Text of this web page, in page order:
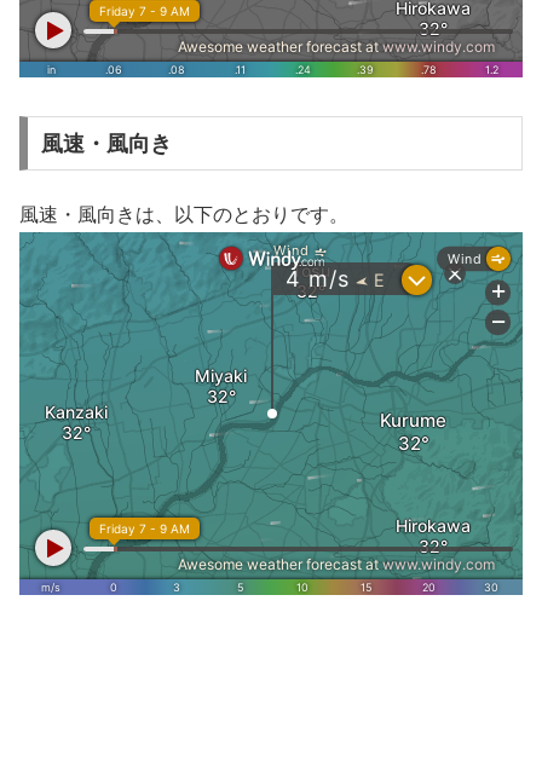
風速・風向き
風速・風向きは、以下のとおりです。